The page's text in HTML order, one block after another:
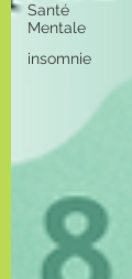
Santé
Mentale
insomnie